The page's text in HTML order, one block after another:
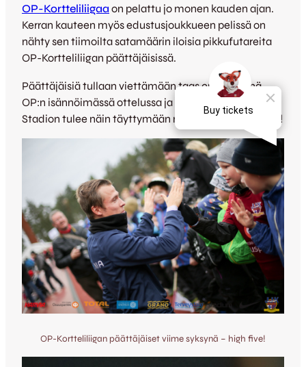
OP-Kortteliliigaa on pelattu jo monen kauden ajan.
Kerran kauteen myös edustusjoukkueen pelissä on
nähty sen tiimoilta satamäärin iloisia pikkufutareita
OP-Kortteliliigan päättäjäisissä.
Päättäjäisiä tullaan viettämään taas ensi syksynä
OP:n isännöimässä ottelussa ja jälleen kerran Harjun
Stadion tulee näin täyttymään nuorista futarinaluista!
OP-Kortteliliigan päättäjäiset viime syksynä – high five!